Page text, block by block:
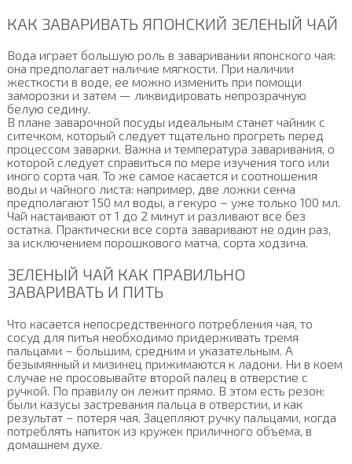
КАК ЗАВАРИВАТЬ ЯПОНСКИЙ ЗЕЛЕНЫЙ ЧАЙ
Вода играет большую роль в заваривании японского чая:
она предполагает наличие мягкости. При наличии
жесткости в воде, ее можно изменить при помощи
заморозки и затем — ликвидировать непрозрачную
белую седину.
В плане заварочной посуды идеальным станет чайник с
ситечком, который следует тщательно прогреть перед
процессом заварки. Важна и температура заваривания, о
которой следует справиться по мере изучения того или
иного сорта чая. То же самое касается и соотношения
воды и чайного листа: например, две ложки сенча
предполагают 150 мл воды, а гекуро – уже только 100 мл.
Чай настаивают от 1 до 2 минут и разливают все без
остатка. Практически все сорта заваривают не один раз,
за исключением порошкового матча, сорта ходзича.
ЗЕЛЕНЫЙ ЧАЙ КАК ПРАВИЛЬНО
ЗАВАРИВАТЬ И ПИТЬ
Что касается непосредственного потребления чая, то
сосуд для питья необходимо придерживать тремя
пальцами – большим, средним и указательным. А
безымянный и мизинец прижимаются к ладони. Ни в коем
случае не просовывайте второй палец в отверстие с
ручкой. По правилу он лежит прямо. В этом есть резон:
были казусы застревания пальца в отверстии, и как
результат – потеря чая. Зацепляют ручку пальцами, когда
потреблять напиток из кружек приличного объема, в
домашнем духе.